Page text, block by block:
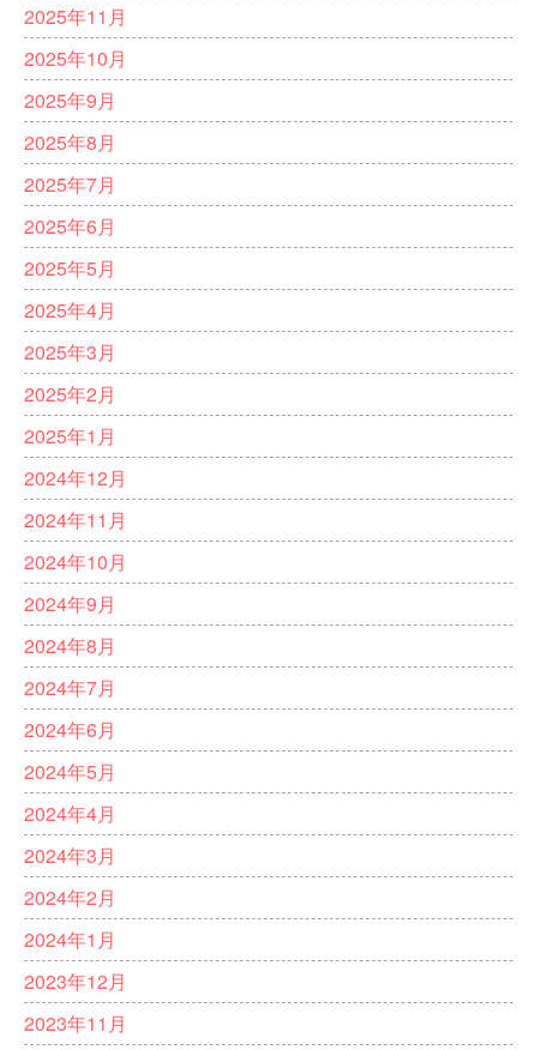
2025年11月
2025年10月
2025年9月
2025年8月
2025年7月
2025年6月
2025年5月
2025年4月
2025年3月
2025年2月
2025年1月
2024年12月
2024年11月
2024年10月
2024年9月
2024年8月
2024年7月
2024年6月
2024年5月
2024年4月
2024年3月
2024年2月
2024年1月
2023年12月
2023年11月